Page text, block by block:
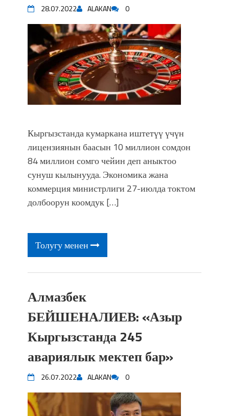
28.07.2022 ALAKAN 0
Кыргызстанда кумаркана иштетүү үчүн
лицензиянын баасын 10 миллион сомдон
84 миллион сомго чейин деп аныктоо
сунуш кылынууда. Экономика жана
коммерция министрлиги 27-июлда токтом
долбоорун коомдук […]
Толугу менен
Алмазбек
БЕЙШЕНАЛИЕВ: «Азыр
Кыргызстанда 245
авариялык мектеп бар»
26.07.2022 ALAKAN 0